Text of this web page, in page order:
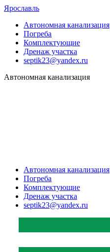
Ярославль
Автономная канализация
Погреба
Комплектующие
Дренаж участка
septik23@yandex.ru
Автономная канализация
Автономная канализация
Погреба
Комплектующие
Дренаж участка
septik23@yandex.ru